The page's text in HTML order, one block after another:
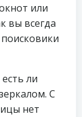
или
вы всегда
ли
С
нет